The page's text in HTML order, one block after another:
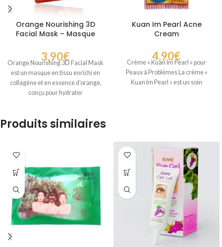
Orange Nourishing 3D
Facial Mask – Masque
une Peau Raffermie
3,90€
Orange Nourishing 3D Facial Mask
est un masque en tissu enrichi en
collagène et en essence d’orange,
conçu pour hydrater
Kuan Im Pearl Acne
Cream
4,90€
Crème « Kuan Im Pearl » pour
Peaux à Problèmes La crème «
Kuan Im Pearl » est un soin
Produits similaires